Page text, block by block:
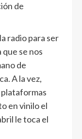
de
radio para ser
se nos
de
A la vez,
en vinilo el
le toca el